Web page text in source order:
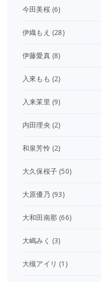
今田美桜(6)
伊織もえ (28)
伊藤愛真(8)
入來もも (2)
入来茉里 (9)
内田理央 (2)
和泉芳怜 (2)
大久保桜子 (50)
大原優乃 (93)
大和田南那 (66)
大嶋みく (3)
大槻アイリ (1)